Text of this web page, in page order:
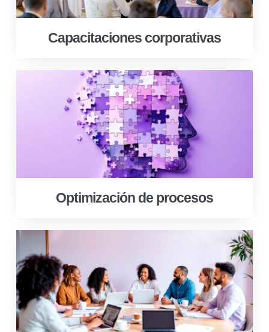
Capacitaciones corporativas
Optimización de procesos